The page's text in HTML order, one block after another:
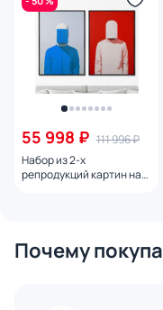
55 998 ₽ 111 996 ₽
Набор из 2-х
репродукций картин на
Почему